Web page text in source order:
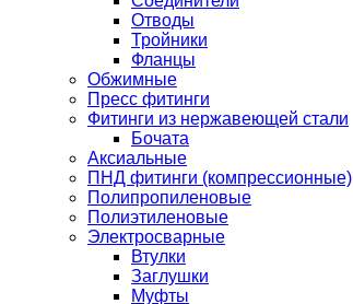
Отводы
Тройники
Фланцы
Обжимные
Пресс фитинги
Фитинги из нержавеющей стали
Бочата
Аксиальные
ПНД фитинги (компрессионные)
Полипропиленовые
Полиэтиленовые
Электросварные
Втулки
Заглушки
Муфты